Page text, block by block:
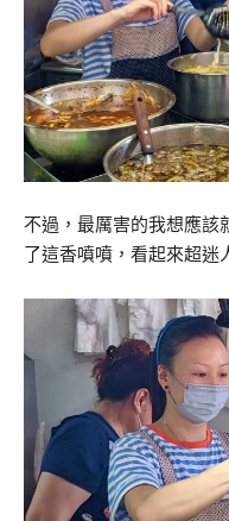
不過，最厲害的我想應該
了這香噴噴，看起來超迷